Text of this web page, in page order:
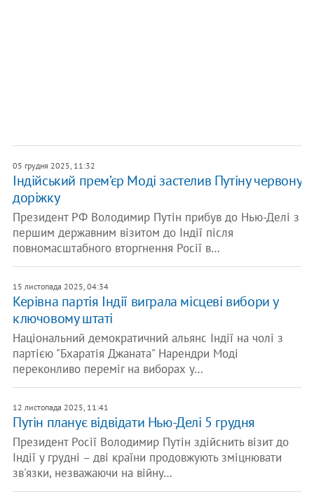
05 грудня 2025, 11:32
Індійський прем’єр Моді застелив Путіну червону
доріжку
Президент РФ Володимир Путін прибув до Нью-Делі з
першим державним візитом до Індії після
повномасштабного вторгнення Росії в…
15 листопада 2025, 04:34
Керівна партія Індії виграла місцеві вибори у
ключовому штаті
Національний демократичний альянс Індії на чолі з
партією "Бхаратія Джаната" Нарендри Моді
переконливо переміг на виборах у…
12 листопада 2025, 11:41
Путін планує відвідати Нью-Делі 5 грудня
Президент Росії Володимир Путін здійснить візит до
Індії у грудні – дві країни продовжують зміцнювати
зв'язки, незважаючи на війну…